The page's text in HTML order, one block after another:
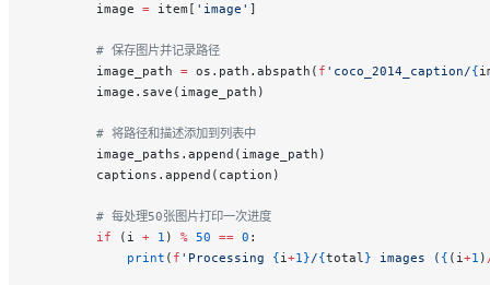
        image
= item[ 'image' ]
        # 保存图片并记录路径
        image_path
= os.path.abspath( f 'coco_2014_caption/{
        image.save(image_path)
        # 将路径和描述添加到列表中
        image_paths.append(image_path)
        captions.append(caption)
        # 每处理50张图片打印一次进度
        if
(i + 1 ) % 50 == 0 :
            print
( f 'Processing {i+1}/{total} images ( { (i+1 )